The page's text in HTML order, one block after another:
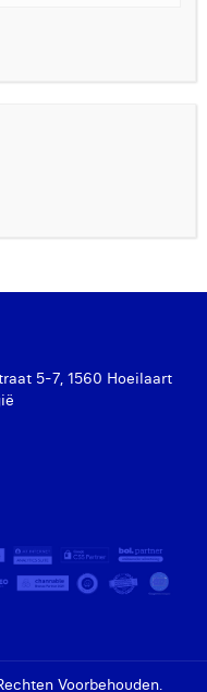
5-7, 1560 Hoeilaart
Voorbehouden.